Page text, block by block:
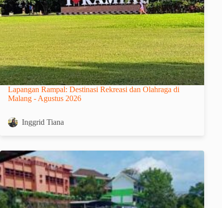
Lapangan Rampal: Destinasi Rekreasi dan Olahraga di
Malang - Agustus 2026
Inggrid Tiana